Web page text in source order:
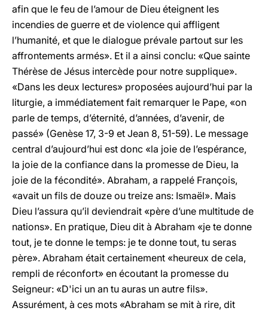
afin que le feu de l’amour de Dieu éteignent les
incendies de guerre et de violence qui affligent
l’humanité, et que le dialogue prévale partout sur les
affrontements armés». Et il a ainsi conclu: «Que sainte
Thérèse de Jésus intercède pour notre supplique».
«Dans les deux lectures» proposées aujourd’hui par la
liturgie, a immédiatement fait remarquer le Pape, «on
parle de temps, d’éternité, d’années, d’avenir, de
passé» (Genèse 17, 3-9 et Jean 8, 51-59). Le message
central d’aujourd’hui est donc «la joie de l’espérance,
la joie de la confiance dans la promesse de Dieu, la
joie de la fécondité». Abraham, a rappelé François,
«avait un fils de douze ou treize ans: Ismaël». Mais
Dieu l’assura qu’il deviendrait «père d’une multitude de
nations». En pratique, Dieu dit à Abraham «je te donne
tout, je te donne le temps: je te donne tout, tu seras
père». Abraham était certainement «heureux de cela,
rempli de réconfort» en écoutant la promesse du
Seigneur: «D'ici un an tu auras un autre fils».
Assurément, à ces mots «Abraham se mit à rire, dit